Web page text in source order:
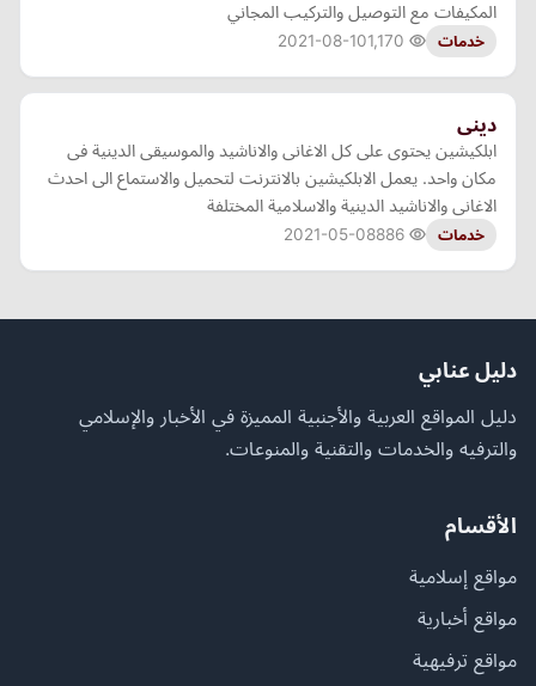
المكيفات مع التوصيل والتركيب المجاني
خدمات 2021-08-10
دينى
ابلكيشين يحتوى على كل الاغانى والاناشيد والموسيقى الدينية فى
مكان واحد. يعمل الابلكيشين بالانترنت لتحميل والاستماع الى احدث
الاغانى والاناشيد الدينية والاسلامية المختلفة
خدمات 2021-05-08
دليل عنابي
دليل المواقع العربية والأجنبية المميزة في الأخبار والإسلامي
والترفيه والخدمات والتقنية والمنوعات.
الأقسام
مواقع إسلامية
مواقع أخبارية
مواقع ترفيهية